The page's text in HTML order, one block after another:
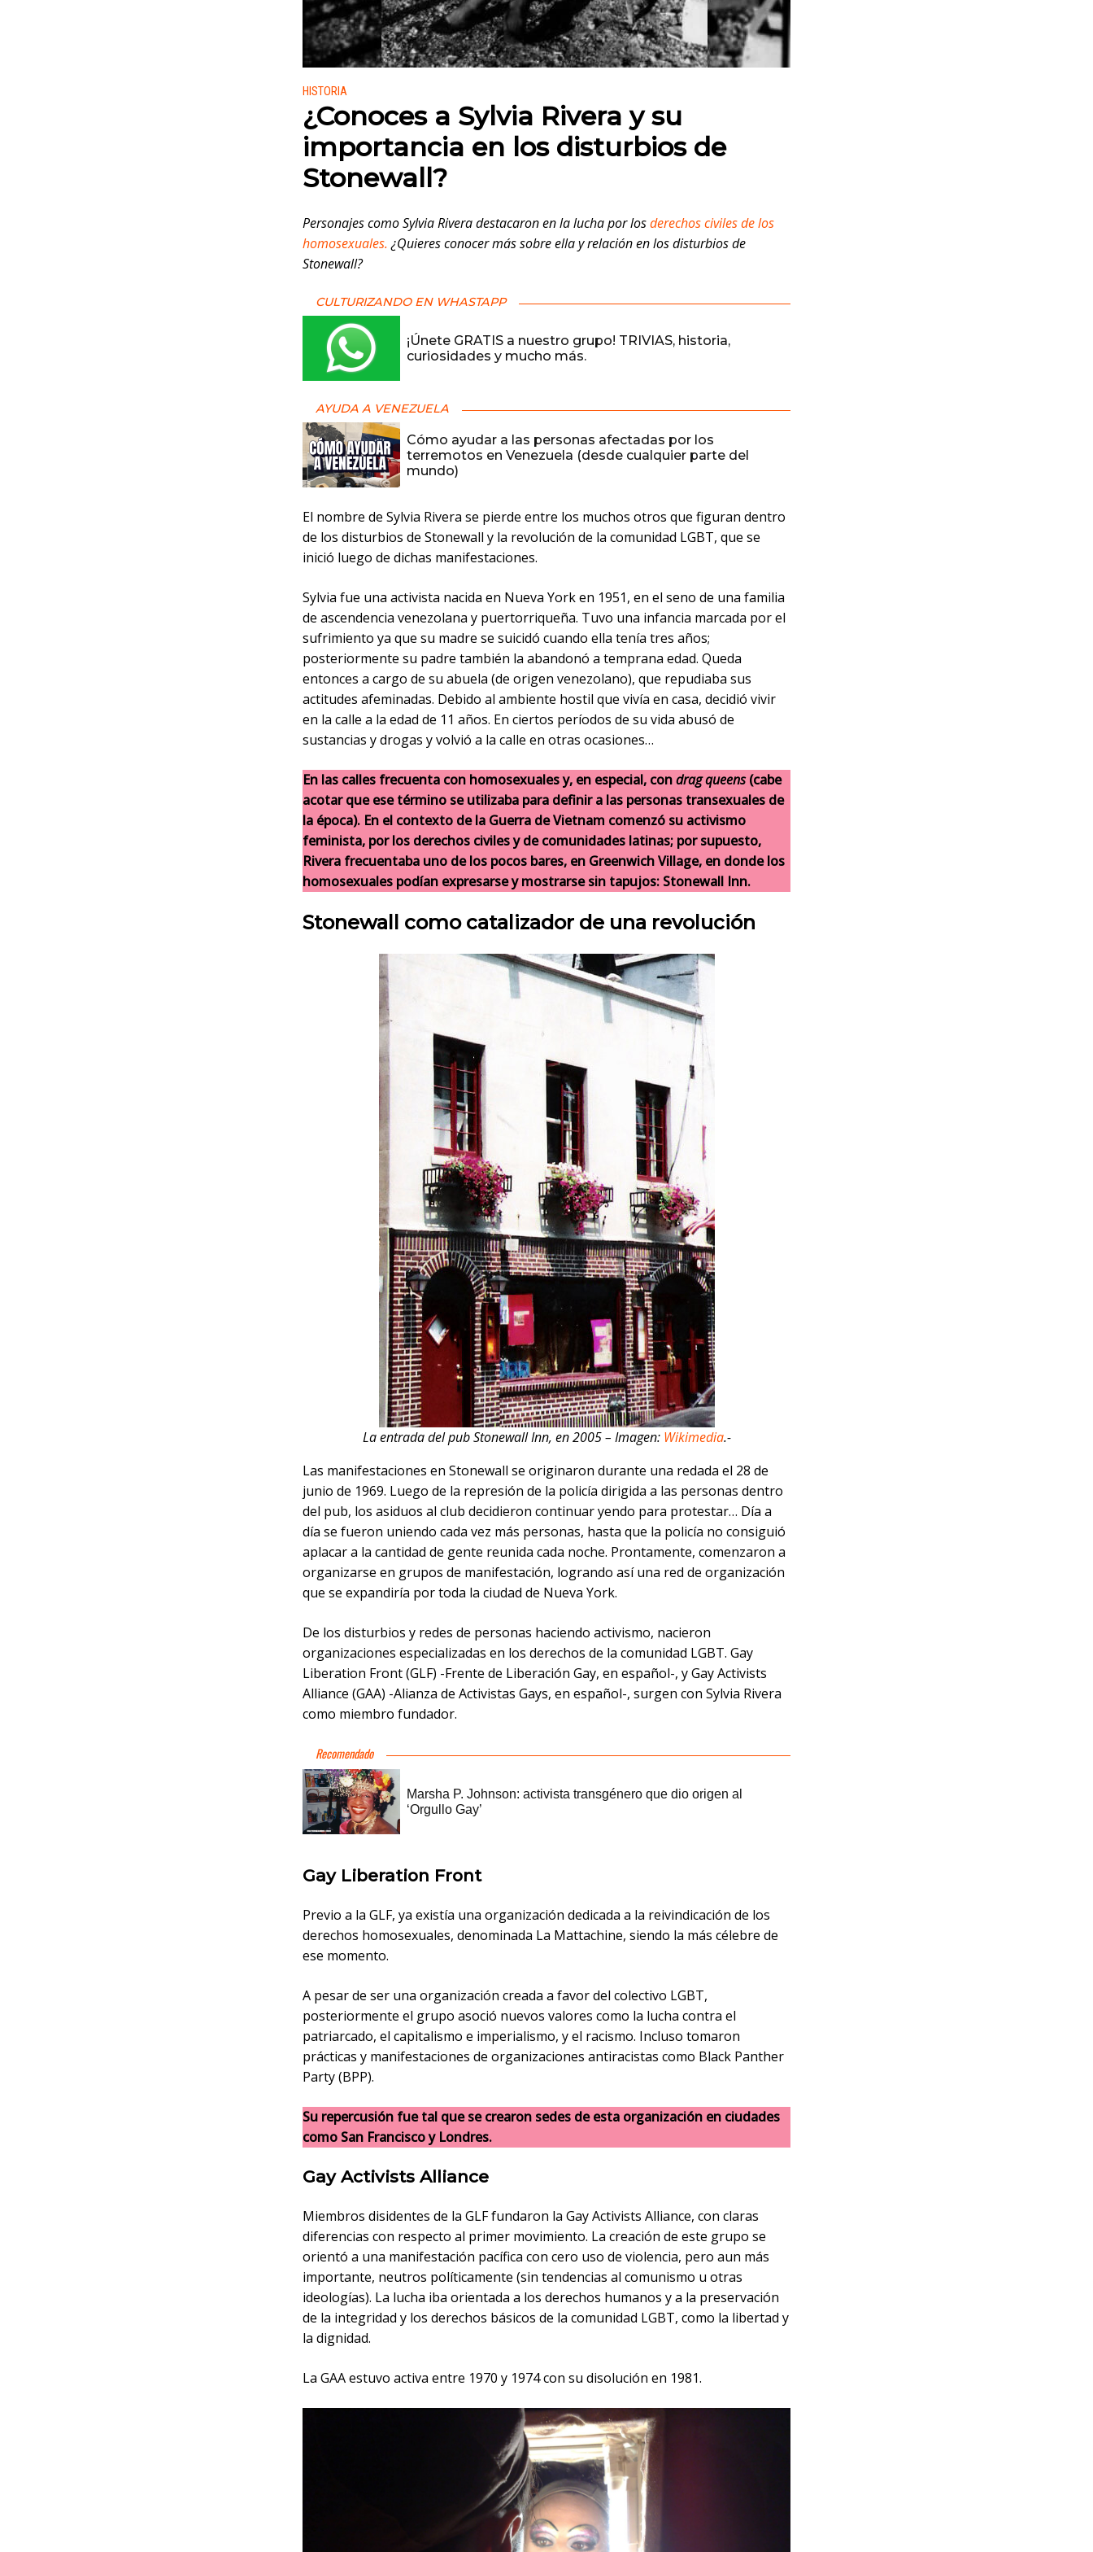
Publicado en:
HISTORIA
¿Conoces a Sylvia Rivera y su
importancia en los disturbios de
Stonewall?
Personajes como Sylvia Rivera destacaron en la lucha por losderechos civiles de los
homosexuales.¿Quieres conocer más sobre ella y relación en los disturbios de
Stonewall?
CULTURIZANDO EN WHASTAPP
¡Únete GRATIS a nuestro grupo! TRIVIAS, historia,
curiosidades y mucho más.
AYUDA A VENEZUELA
Cómo ayudar a las personas afectadas por los
terremotos en Venezuela (desde cualquier parte del
mundo)
El nombre de Sylvia Rivera se pierde entre los muchos otros que figuran dentro
de los disturbios de Stonewall y la revolución de la comunidad LGBT, que se
inició luego de dichas manifestaciones.
Sylvia fue una activista nacida en Nueva York en 1951, en el seno de una familia
de ascendencia venezolana y puertorriqueña. Tuvo una infancia marcada por el
sufrimiento ya que su madre se suicidó cuando ella tenía tres años;
posteriormente su padre también la abandonó a temprana edad. Queda
entonces a cargo de su abuela (de origen venezolano), que repudiaba sus
actitudes afeminadas. Debido al ambiente hostil que vivía en casa, decidió vivir
en la calle a la edad de 11 años. En ciertos períodos de su vida abusó de
sustancias y drogas y volvió a la calle en otras ocasiones…
En las calles frecuenta con homosexuales y, en especial, condrag queens(cabe
acotar que ese término se utilizaba para definir a las personas transexuales de
la época). En el contexto de la Guerra de Vietnam comenzó su activismo
feminista, por los derechos civiles y de comunidades latinas; por supuesto,
Rivera frecuentaba uno de los pocos bares, en Greenwich Village, en donde los
homosexuales podían expresarse y mostrarse sin tapujos: Stonewall Inn.
Stonewall como catalizador de una revolución
La entrada del pub Stonewall Inn, en 2005 – Imagen: Wikimedia.-
Las manifestaciones en Stonewall se originaron durante una redada el 28 de
junio de 1969. Luego de la represión de la policía dirigida a las personas dentro
del pub, los asiduos al club decidieron continuar yendo para protestar… Día a
día se fueron uniendo cada vez más personas, hasta que la policía no consiguió
aplacar a la cantidad de gente reunida cada noche. Prontamente, comenzaron a
organizarse en grupos de manifestación, logrando así una red de organización
que se expandiría por toda la ciudad de Nueva York.
De los disturbios y redes de personas haciendo activismo, nacieron
organizaciones especializadas en los derechos de la comunidad LGBT. Gay
Liberation Front (GLF) -Frente de Liberación Gay, en español-, y Gay Activists
Alliance (GAA) -Alianza de Activistas Gays, en español-, surgen con Sylvia Rivera
como miembro fundador.
Gay Liberation Front
Previo a la GLF, ya existía una organización dedicada a la reivindicación de los
derechos homosexuales, denominada La Mattachine, siendo la más célebre de
ese momento.
A pesar de ser una organización creada a favor del colectivo LGBT,
posteriormente el grupo asoció nuevos valores como la lucha contra el
patriarcado, el capitalismo e imperialismo, y el racismo. Incluso tomaron
prácticas y manifestaciones de organizaciones antiracistas como Black Panther
Party (BPP).
Su repercusión fue tal que se crearon sedes de esta organización en ciudades
como San Francisco y Londres.
Gay Activists Alliance
Miembros disidentes de la GLF fundaron la Gay Activists Alliance, con claras
diferencias con respecto al primer movimiento. La creación de este grupo se
orientó a una manifestación pacífica con cero uso de violencia, pero aun más
importante, neutros políticamente (sin tendencias al comunismo u otras
ideologías). La lucha iba orientada a los derechos humanos y a la preservación
de la integridad y los derechos básicos de la comunidad LGBT, como la libertad y
la dignidad.
La GAA estuvo activa entre 1970 y 1974 con su disolución en 1981.